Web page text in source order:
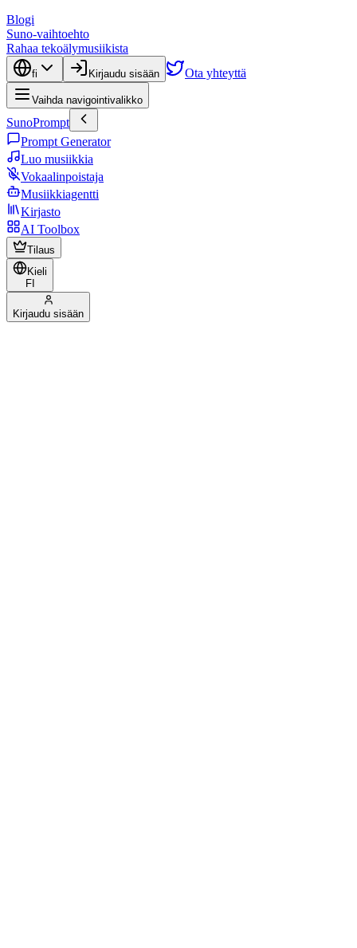
Blogi
Suno-vaihtoehto
Rahaa tekoälymusiikista
fi Kirjaudu sisään Ota yhteyttä
Vaihda navigointivalikko
SunoPrompt
Prompt Generator
Luo musiikkia
Vokaalinpoistaja
Musiikkiagentti
Kirjasto
AI Toolbox
Tilaus
Kieli
FI
Kirjaudu sisään